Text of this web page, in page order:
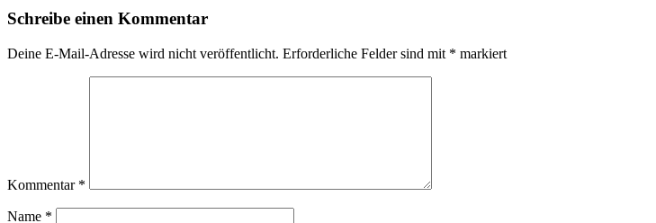
Schreibe einen Kommentar
Deine E-Mail-Adresse wird nicht veröffentlicht. Erforderliche Felder sind mit * markiert
Kommentar *
Name *